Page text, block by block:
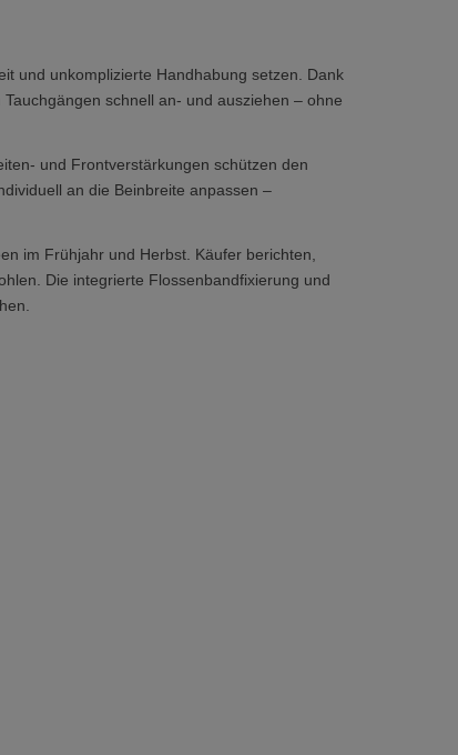
und unkomplizierte Handhabung setzen. Dank
schnell an- und ausziehen – ohne
und Frontverstärkungen schützen den
an die Beinbreite anpassen –
im Frühjahr und Herbst. Käufer berichten,
Die integrierte Flossenbandfixierung und